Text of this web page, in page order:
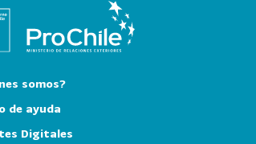
somos?
de ayuda
Digitales